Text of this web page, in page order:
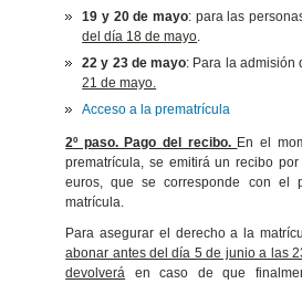
19 y 20 de mayo: para las
del día 18 de mayo.
22 y 23 de mayo: Para la admisión
21 de mayo.
Acceso a la prematrícula
2º paso. Pago del recibo. En el
prematrícula, se emitirá un recibo
euros, que se corresponde con el
matrícula.
Para asegurar el derecho a la
abonar antes del día 5 de junio a las
devolverá en caso de que